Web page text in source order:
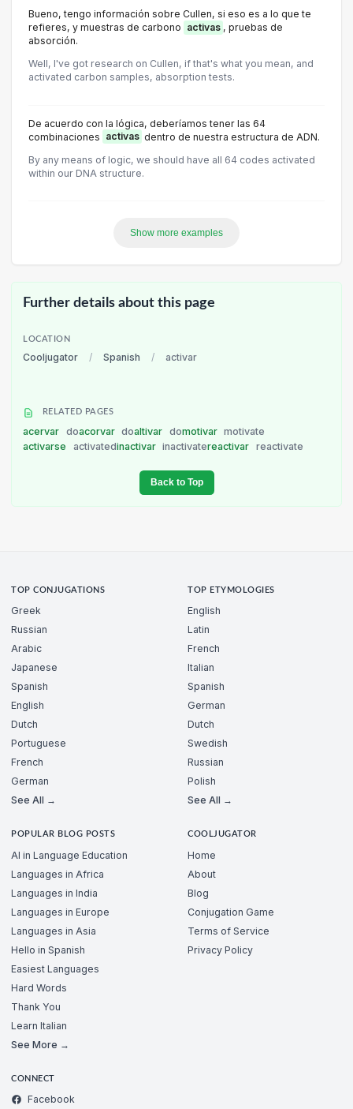
Bueno, tengo información sobre Cullen, si eso es a lo que te
refieres, y muestras de carbono activas , pruebas de
absorción.
Well, I've got research on Cullen, if that's what you mean, and
activated carbon samples, absorption tests.
De acuerdo con la lógica, deberíamos tener las 64
combinaciones activas dentro de nuestra estructura de ADN.
By any means of logic, we should have all 64 codes activated
within our DNA structure.
Show more examples
Further details about this page
LOCATION
Cooljugator / Spanish / activar
RELATED PAGES
acervar doacorvar doaltivar domotivar motivate
activarse
activatedinactivar inactivatereactivar reactivate
Back to Top
TOP CONJUGATIONS
Greek
Russian
Arabic
Japanese
Spanish
English
Dutch
Portuguese
French
German
See All →
TOP ETYMOLOGIES
English
Latin
French
Italian
Spanish
German
Dutch
Swedish
Russian
Polish
See All →
POPULAR BLOG POSTS
AI in Language Education
Languages in Africa
Languages in India
Languages in Europe
Languages in Asia
Hello in Spanish
Easiest Languages
Hard Words
Thank You
Learn Italian
See More →
COOLJUGATOR
Home
About
Blog
Conjugation Game
Terms of Service
Privacy Policy
CONNECT
Facebook